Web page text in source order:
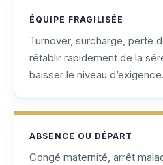
ÉQUIPE FRAGILISÉE
Turnover, surcharge, perte
rétablir rapidement de la
baisser le niveau d’exigence.
ABSENCE OU DÉPART
Congé maternité, arrêt